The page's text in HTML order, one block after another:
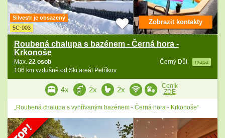
Silvestr je obsazený
5C-003
Roubená chalupa s bazénem - Černá hora -
Krkonoše
Černý Důl mapa
Max. 22 osob
106 km vzdušně od Ski areál Petříkov
Zobrazit kontakty
4x 2x 2x
Ceník
ZDE
„Roubená chalupa s vyhřívaným bazénem - Černá hora - Krkonoše“